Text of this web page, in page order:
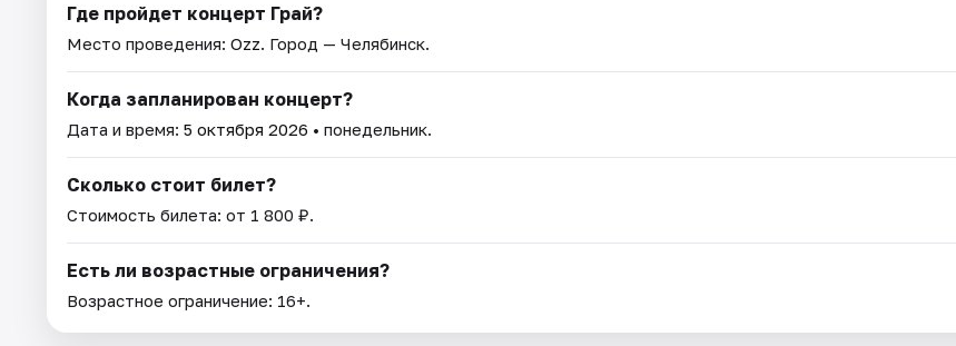
Где пройдет концерт Грай?
Место проведения: Ozz. Город — Челябинск.
Когда запланирован концерт?
Дата и время: 5 октября 2026 • понедельник.
Сколько стоит билет?
Стоимость билета: от 1 800 ₽.
Есть ли возрастные ограничения?
Возрастное ограничение: 16+.